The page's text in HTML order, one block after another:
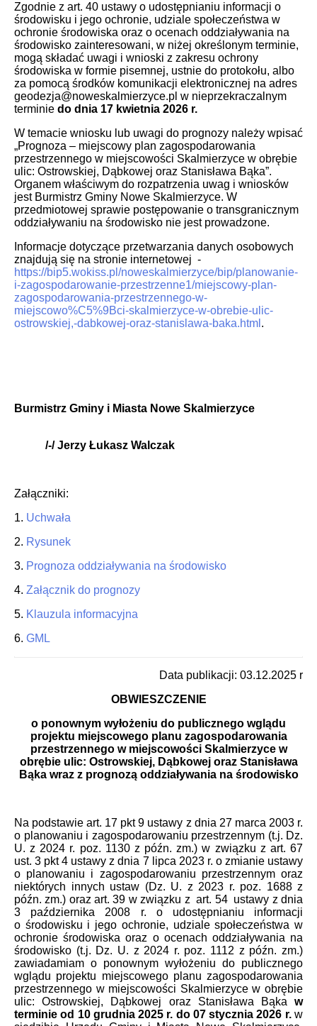
Zgodnie z art. 40 ustawy o udostępnianiu informacji o
środowisku i jego ochronie, udziale społeczeństwa w
ochronie środowiska oraz o ocenach oddziaływania na
środowisko zainteresowani, w niżej określonym terminie,
mogą składać uwagi i wnioski z zakresu ochrony
środowiska w formie pisemnej, ustnie do protokołu, albo
za pomocą środków komunikacji elektronicznej na adres
geodezja@noweskalmierzyce.pl w nieprzekraczalnym
terminie do dnia 17 kwietnia 2026 r.
W temacie wniosku lub uwagi do prognozy należy wpisać
„Prognoza – miejscowy plan zagospodarowania
przestrzennego w miejscowości Skalmierzyce w obrębie
ulic: Ostrowskiej, Dąbkowej oraz Stanisława Bąka”.
Organem właściwym do rozpatrzenia uwag i wniosków
jest Burmistrz Gminy Nowe Skalmierzyce. W
przedmiotowej sprawie postępowanie o transgranicznym
oddziaływaniu na środowisko nie jest prowadzone.
Informacje dotyczące przetwarzania danych osobowych
znajdują się na stronie internetowej -
https://bip5.wokiss.pl/noweskalmierzyce/bip/planowanie-
i-zagospodarowanie-przestrzenne1/miejscowy-plan-
zagospodarowania-przestrzennego-w-
miejscowo%C5%9Bci-skalmierzyce-w-obrebie-ulic-
ostrowskiej,-dabkowej-oraz-stanislawa-baka.html .
Burmistrz Gminy i Miasta Nowe Skalmierzyce
/-/ Jerzy Łukasz Walczak
Załączniki:
1. Uchwała
2. Rysunek
3. Prognoza oddziaływania na środowisko
4. Załącznik do prognozy
5. Klauzula informacyjna
6. GML
Data publikacji: 03.12.2025 r
OBWIESZCZENIE
o ponownym wyłożeniu do publicznego wglądu
projektu miejscowego planu zagospodarowania
przestrzennego w miejscowości Skalmierzyce w
obrębie ulic: Ostrowskiej, Dąbkowej oraz Stanisława
Bąka wraz z prognozą oddziaływania na środowisko
Na podstawie art. 17 pkt 9 ustawy z dnia 27 marca 2003 r.
o planowaniu i zagospodarowaniu przestrzennym (t.j. Dz.
U. z 2024 r. poz. 1130 z późn. zm.) w związku z art. 67
ust. 3 pkt 4 ustawy z dnia 7 lipca 2023 r. o zmianie ustawy
o planowaniu i zagospodarowaniu przestrzennym oraz
niektórych innych ustaw (Dz. U. z 2023 r. poz. 1688 z
późn. zm.) oraz art. 39 w związku z art. 54 ustawy z dnia
3 października 2008 r. o udostępnianiu informacji
o środowisku i jego ochronie, udziale społeczeństwa w
ochronie środowiska oraz o ocenach oddziaływania na
środowisko (t.j. Dz. U. z 2024 r. poz. 1112 z późn. zm.)
zawiadamiam o ponownym wyłożeniu do publicznego
wglądu projektu miejscowego planu zagospodarowania
przestrzennego w miejscowości Skalmierzyce w obrębie
ulic: Ostrowskiej, Dąbkowej oraz Stanisława Bąka w
terminie od 10 grudnia 2025 r. do 07 stycznia 2026 r. w